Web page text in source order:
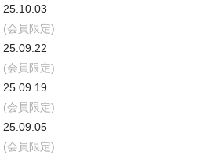
25.10.03
(会員限定)
25.09.22
(会員限定)
25.09.19
(会員限定)
25.09.05
(会員限定)